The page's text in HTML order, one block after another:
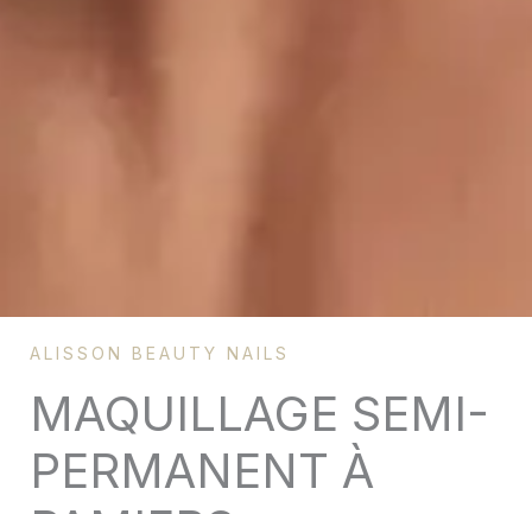
ALISSON BEAUTY NAILS
MAQUILLAGE SEMI-
PERMANENT À